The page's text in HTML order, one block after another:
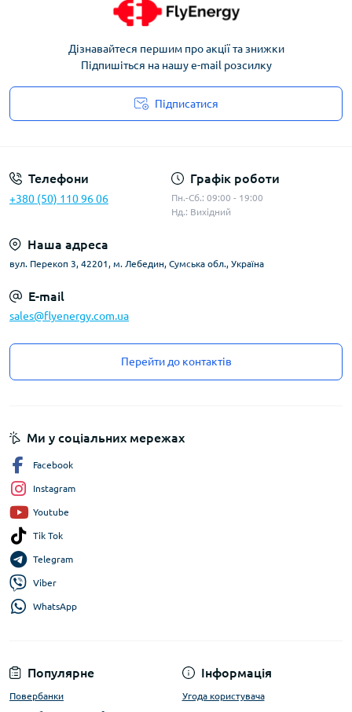
Дізнавайтеся першим про акції та знижки
Підпишіться на нашу e-mail розсилку
Підписатися
Телефони
+380 (50) 110 96 06
Графік роботи
Пн.-Сб.: 09:00 - 19:00
Нд.: Вихідний
Наша адреса
вул. Перекоп 3, 42201, м. Лебедин, Сумська обл., Україна
E-mail
sales@flyenergy.com.ua
Перейти до контактів
Популярне
Повербанки
Інформація
Угода користувача
Ми у соціальних мережах
Facebook
Instagram
Youtube
Tik Tok
Telegram
Viber
WhatsApp